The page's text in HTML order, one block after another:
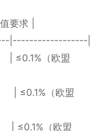
要求 |
|------------------|
| ≤0.1%（欧盟
| ≤0.1%（欧盟
| ≤0.1%（欧盟